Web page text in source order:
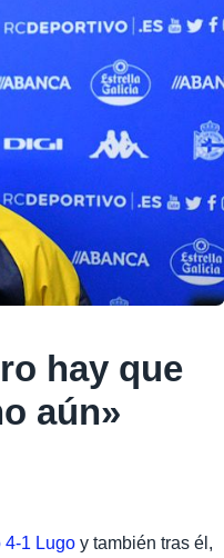
hay que
aún»
4-1 Lugo y también tras él,